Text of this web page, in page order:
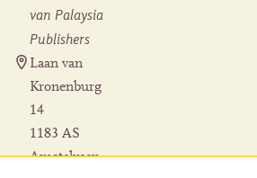
van Palaysia
Publishers
Laan van
Kronenburg
14
1183 AS
Amstelveen